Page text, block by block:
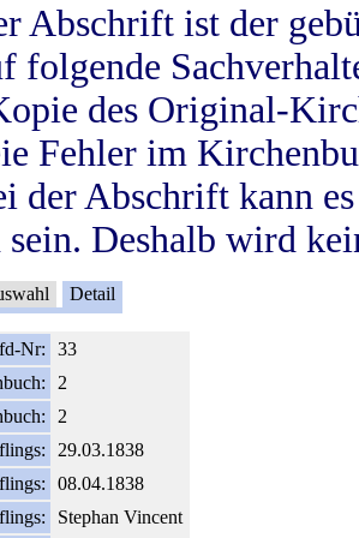
Abschrift ist der
folgende
des Original-
Fehler im
der Abschrift kann
sein. Deshalb wird
Detail
Nr:
33
2
2
29.03.1838
08.04.1838
Stephan Vincent